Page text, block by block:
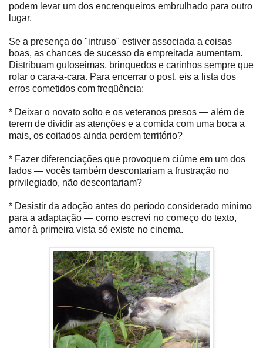
podem levar um dos encrenqueiros embrulhado para outro
lugar.
Se a presença do "intruso" estiver associada a coisas
boas, as chances de sucesso da empreitada aumentam.
Distribuam guloseimas, brinquedos e carinhos sempre que
rolar o cara-a-cara. Para encerrar o post, eis a lista dos
erros cometidos com freqüência:
* Deixar o novato solto e os veteranos presos — além de
terem de dividir as atenções e a comida com uma boca a
mais, os coitados ainda perdem território?
* Fazer diferenciações que provoquem ciúme em um dos
lados — vocês também descontariam a frustração no
privilegiado, não descontariam?
* Desistir da adoção antes do período considerado mínimo
para a adaptação — como escrevi no começo do texto,
amor à primeira vista só existe no cinema.